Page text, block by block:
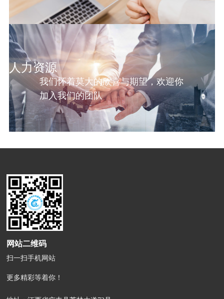
人力资源
我们怀着莫大的欣喜与期望，欢迎你
加入我们的团队
网站二维码
扫一扫手机网站
更多精彩等着你！